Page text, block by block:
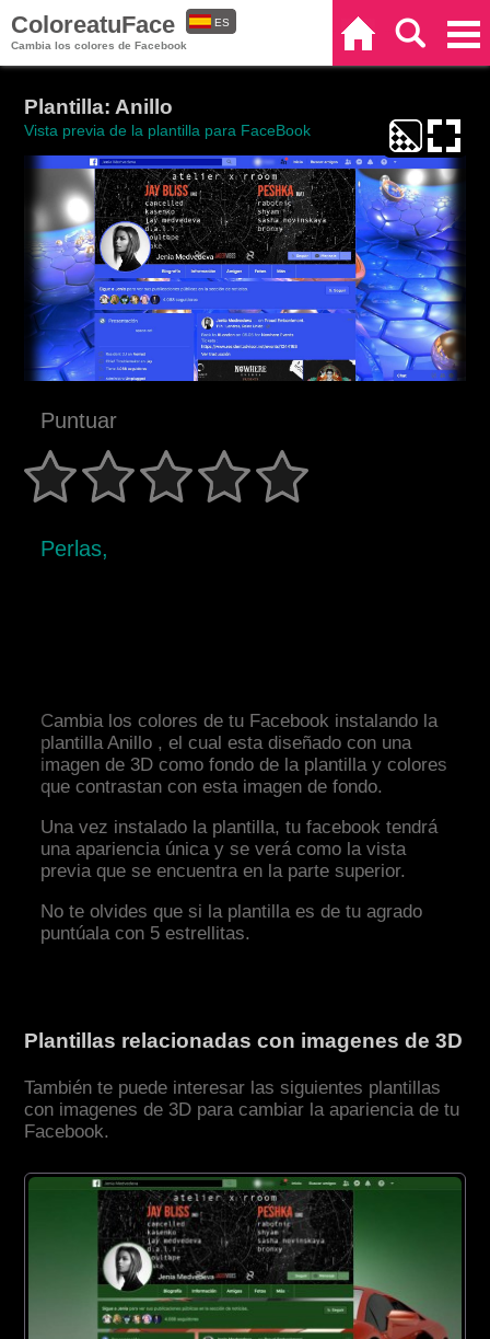
ColoreatuFace
Cambia los colores de Facebook
ES
Plantilla: Anillo
Vista previa de la plantilla para FaceBook
Puntuar
Perlas,
Cambia los colores de tu Facebook instalando la
plantilla Anillo , el cual esta diseñado con una
imagen de 3D como fondo de la plantilla y colores
que contrastan con esta imagen de fondo.
Una vez instalado la plantilla, tu facebook tendrá
una apariencia única y se verá como la vista
previa que se encuentra en la parte superior.
No te olvides que si la plantilla es de tu agrado
puntúala con 5 estrellitas.
Plantillas relacionadas con imagenes de 3D
También te puede interesar las siguientes plantillas
con imagenes de 3D para cambiar la apariencia de tu
Facebook.